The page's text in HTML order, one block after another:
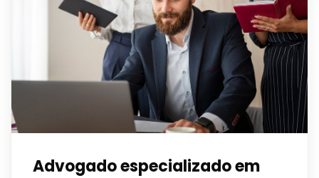
Advogado especializado em